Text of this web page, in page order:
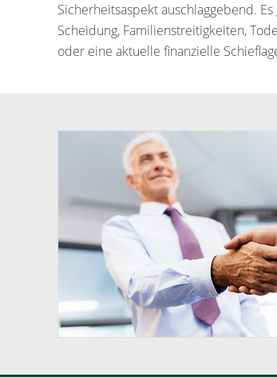
Sicherheitsaspekt auschlaggebend.
Scheidung, Familienstreitigkeiten,
oder eine aktuelle finanzielle